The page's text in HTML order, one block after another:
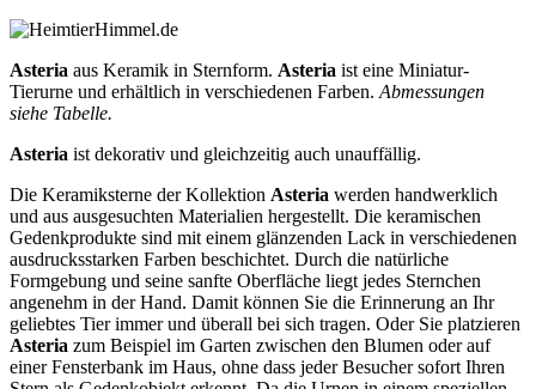
Asteria aus Keramik in Sternform. Asteria ist eine Miniatur-
Tierurne und erhältlich in verschiedenen Farben. Abmessungen
siehe Tabelle.
Asteria ist dekorativ und gleichzeitig auch unauffällig.
Die Keramiksterne der Kollektion Asteria werden handwerklich
und aus ausgesuchten Materialien hergestellt. Die keramischen
Gedenkprodukte sind mit einem glänzenden Lack in verschiedenen
ausdrucksstarken Farben beschichtet. Durch die natürliche
Formgebung und seine sanfte Oberfläche liegt jedes Sternchen
angenehm in der Hand. Damit können Sie die Erinnerung an Ihr
geliebtes Tier immer und überall bei sich tragen. Oder Sie platzieren
Asteria zum Beispiel im Garten zwischen den Blumen oder auf
einer Fensterbank im Haus, ohne dass jeder Besucher sofort Ihren